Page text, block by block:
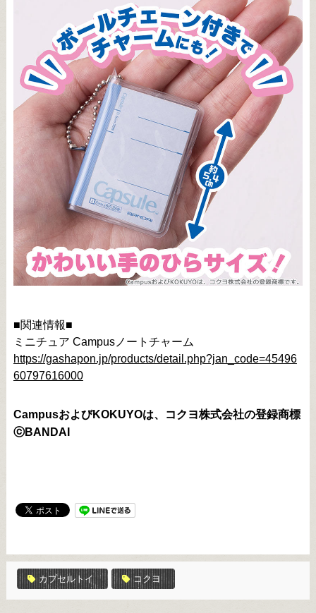
■関連情報■
ミニチュア Campusノートチャーム
https://gashapon.jp/products/detail.php?jan_code=45496
60797616000
CampusおよびKOKUYOは、コクヨ株式会社の登録商標
ⓒBANDAI
カプセルトイ コクヨ